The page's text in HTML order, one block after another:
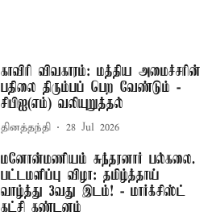
காவிரி விவகாரம்: மத்திய அமைச்சரின்
பதிலை திரும்பப் பெற வேண்டும் -
சிபிஐ(எம்) வலியுறுத்தல்
தினத்தந்தி 28 Jul 2026
மனோன்மணியம் சுந்தரனார் பல்கலை.
பட்டமளிப்பு விழா: தமிழ்த்தாய்
வாழ்த்து 3வது இடம்! - மார்க்சிஸ்ட்
கட்சி கண்டனம்